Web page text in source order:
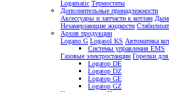
Logamatic Термостаты
Дополнительные принадлежности
Аксессуары и запчасти к котлам
Незамерзающие жидкости
Архив продукции
Logano G Logasol KS Автоматика
Системы управления EMS
Газовые электростанции Горелки
Logatop DE
Logatop DZ
Logatop GE
Logatop GZ